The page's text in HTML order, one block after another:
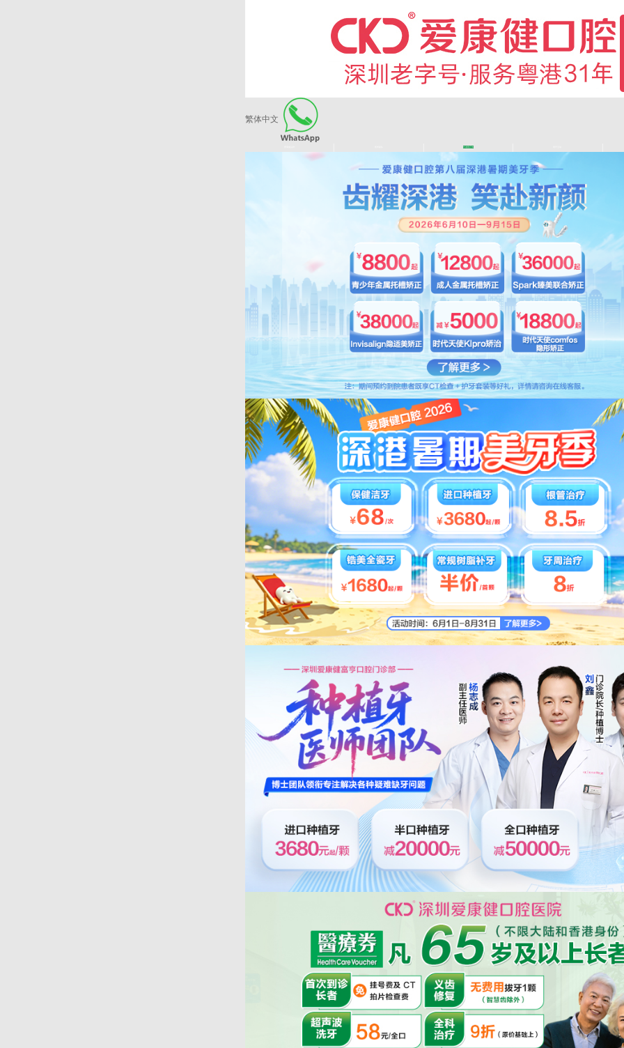
繁体中文
长者医疗券